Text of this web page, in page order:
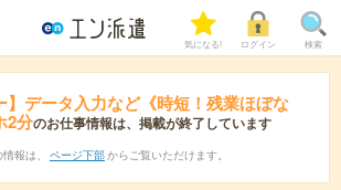
気になる! ログイン 検索
】データ入力など《時短！残業ほぼな
2分のお仕事情報は、掲載が終了しています
報は、 ページ下部 からご覧いただけます。